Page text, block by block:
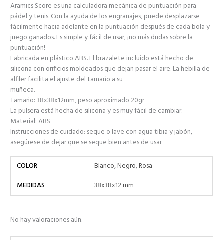
Aramics Score es una calculadora mecánica de puntuación para
pádel y tenis. Con la ayuda de los engranajes, puede desplazarse
fácilmente hacia adelante en la puntuación después de cada bola y
juego ganados. Es simple y fácil de usar, ¡no más dudas sobre la
puntuación!
Fabricada en plástico ABS. El brazalete incluido está hecho de
silicona con orificios moldeados que dejan pasar el aire. La hebilla de
alfiler facilita el ajuste del tamaño a su
muñeca.
Tamaño: 38x38x12mm, peso aproximado 20gr
La pulsera está hecha de silicona y es muy fácil de cambiar.
Material: ABS
Instrucciones de cuidado: seque o lave con agua tibia y jabón,
asegúrese de dejar que se seque bien antes de usar
COLOR Blanco,Negro,Rosa
MEDIDAS
38x38x12 mm
No hay valoraciones aún.